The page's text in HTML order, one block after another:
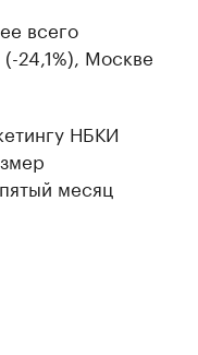
всего
24,1%), Москве
НБКИ
месяц